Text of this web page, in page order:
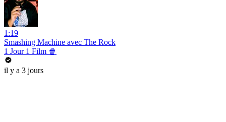
1:19
Smashing Machine avec The Rock
1 Jour 1 Film 🍿
il y a 3 jours